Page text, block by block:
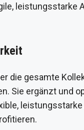
leistungsstarke
die gesamte
Sie ergänzt und